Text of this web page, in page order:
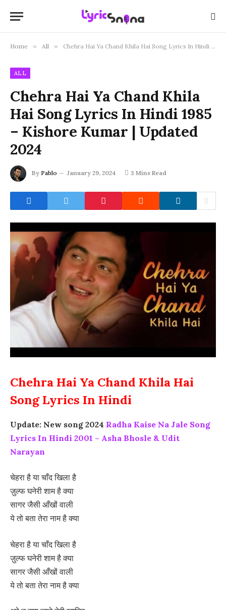
Home » All » Chehra Hai Ya Chand Khila Hai Song Lyrics In Hindi 1985 – Kishore Kumar | Updated 2024
ALL
Chehra Hai Ya Chand Khila
Hai Song Lyrics In Hindi 1985
– Kishore Kumar | Updated
2024
By Pablo January 29, 2024 3 Mins Read
Chehra Hai Ya Chand Khila Hai
Song Lyrics In Hindi
Update: New song 2024 Radha Kaise Na Jale Song
Lyrics In Hindi 2001 – Asha Bhosle & Udit
Narayan
चेहरा है या चाँद खिला है
ज़ुल्फ घनेरी शाम है क्या
सागर जैसी आँखों वाली
ये तो बता तेरा नाम है क्या
चेहरा है या चाँद खिला है
ज़ुल्फ घनेरी शाम है क्या
सागर जैसी आँखों वाली
ये तो बता तेरा नाम है क्या